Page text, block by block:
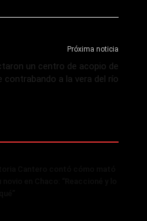
Próxima noticia
un centro de acopio de
contrabando a la vera del río